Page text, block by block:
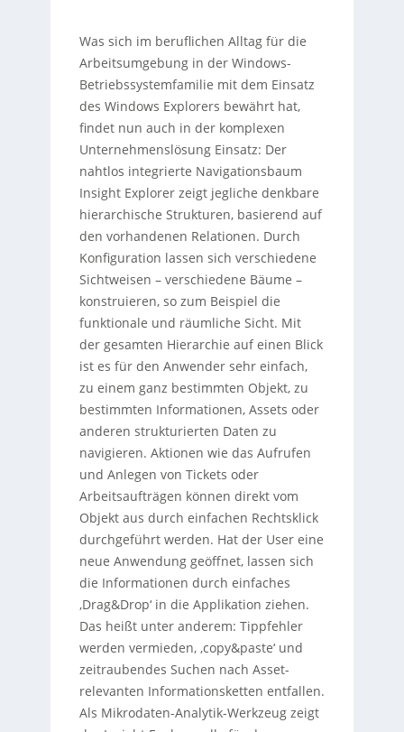
Was sich im beruflichen Alltag für die
Arbeitsumgebung in der Windows-
Betriebssystemfamilie mit dem Einsatz
des Windows Explorers bewährt hat,
findet nun auch in der komplexen
Unternehmenslösung Einsatz: Der
nahtlos integrierte Navigationsbaum
Insight Explorer zeigt jegliche denkbare
hierarchische Strukturen, basierend auf
den vorhandenen Relationen. Durch
Konfiguration lassen sich verschiedene
Sichtweisen – verschiedene Bäume –
konstruieren, so zum Beispiel die
funktionale und räumliche Sicht. Mit
der gesamten Hierarchie auf einen Blick
ist es für den Anwender sehr einfach,
zu einem ganz bestimmten Objekt, zu
bestimmten Informationen, Assets oder
anderen strukturierten Daten zu
navigieren. Aktionen wie das Aufrufen
und Anlegen von Tickets oder
Arbeitsaufträgen können direkt vom
Objekt aus durch einfachen Rechtsklick
durchgeführt werden. Hat der User eine
neue Anwendung geöffnet, lassen sich
die Informationen durch einfaches
‚Drag&Drop‘ in die Applikation ziehen.
Das heißt unter anderem: Tippfehler
werden vermieden, ‚copy&paste‘ und
zeitraubendes Suchen nach Asset-
relevanten Informationsketten entfallen.
Als Mikrodaten-Analytik-Werkzeug zeigt